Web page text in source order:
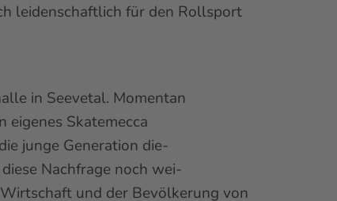
leidenschaftlich für den Rollsport
in Seevetal. Momentan
eigenes Skatemecca
junge Generation die-
Nachfrage noch wei-
und der Bevölkerung von